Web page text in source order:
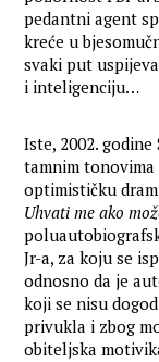
pedantni agent
kreće u
svaki put
i inteligenciju…
Iste, 2002.
tamnim
optimističku
Uhvati me ako
Jr-a, za koju se
odnosno da je
koji se nisu
privukla i zbog
obiteljska